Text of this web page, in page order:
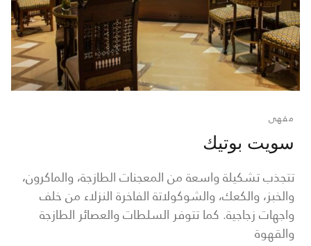
مقهى
سويت بوتيك
تتجذب تشكيلة واسعة من المعجنات الطازجة، والماكرون،
والخبز، والكعك، والشوكولاتة الفاخرة النزلاء من خلف
واجهات زجاجية. كما تتوفر السلطات والعصائر الطازجة
والقهوة